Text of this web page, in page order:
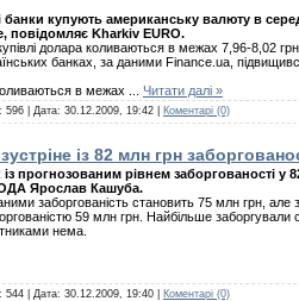
банки купують американську валюту в
повідомляє Kharkiv EURO.
долара коливаються в межах 7,96-8,02
банках, за даними Finance.ua,
в межах
Читати далі »
596 | Дата: 30.12.2009, 19:42 Коментарі (0)
із 82 млн грн
прогнозованим рівнем заборгованості
ОДА Ярослав Кашуба.
заборгованість становить 75 млн грн,
59 млн грн. Найбільше
нема.
544 | Дата: 30.12.2009, 19:40 Коментарі (0)